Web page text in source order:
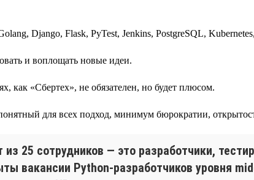
Django, Flask, PyTest, Jenkins, PostgreSQL,
и воплощать новые идеи.
как «Сбертех», не обязателен, но будет плюсом.
для всех подход, минимум бюрократии,
25 сотрудников — это разработчики,
вакансии Python-разработчиков уровня